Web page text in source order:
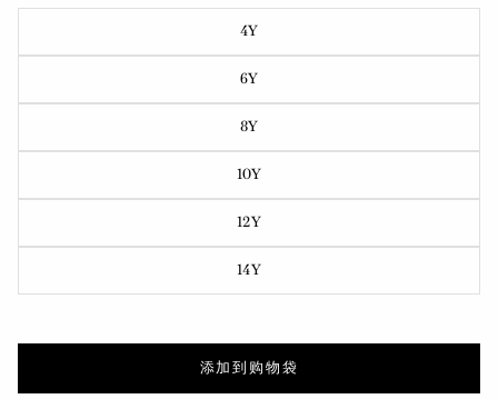
4Y
6Y
8Y
10Y
12Y
14Y
添加到购物袋